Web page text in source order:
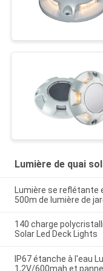
Lumière de quai
Lumière se reflétante
500m de lumière de
140 charge
Solar Led Deck Lights
IP67 étanche à l'eau
1,2V/600mah et